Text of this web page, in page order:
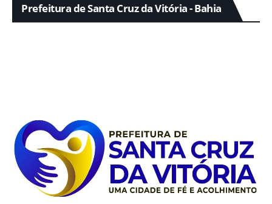
Prefeitura de Santa Cruz da Vitória - Bahia